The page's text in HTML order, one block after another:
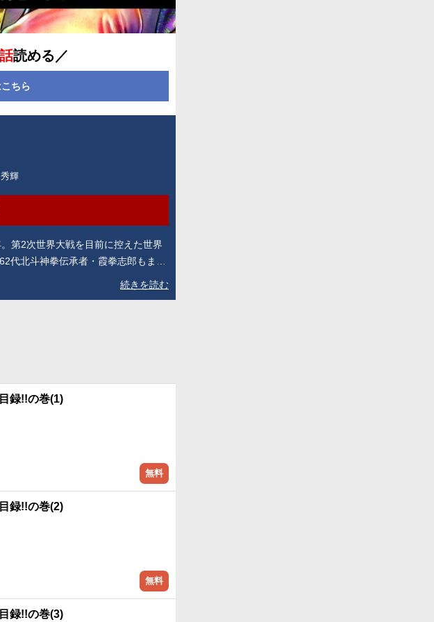
読める／
ちら
輝
第2次世界大戦を目前に控えた世界
代北斗神拳伝承者・霞拳志郎もま
命に導かれるが如く、獄都・蘭印
続きを読む
録!!の巻(1)
無料
録!!の巻(2)
無料
録!!の巻(3)